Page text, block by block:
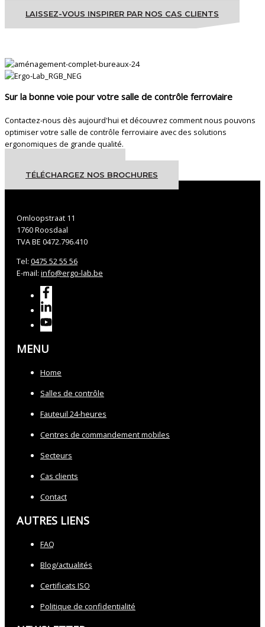
LAISSEZ-VOUS INSPIRER PAR NOS CAS CLIENTS
Sur la bonne voie pour votre salle de contrôle ferroviaire
Contactez-nous dès aujourd'hui et découvrez comment nous pouvons
optimiser votre salle de contrôle ferroviaire avec des solutions
ergonomiques de grande qualité.
TÉLÉCHARGEZ NOS BROCHURES
Omloopstraat 11
1760 Roosdaal
TVA BE 0472.796.410
Tel: 0475 52 55 56
E-mail: info@ergo-lab.be
MENU
Home
Salles de contrôle
Fauteuil 24-heures
Centres de commandement mobiles
Secteurs
Cas clients
Contact
AUTRES LIENS
FAQ
Blog/actualités
Certificats ISO
Politique de confidentialité